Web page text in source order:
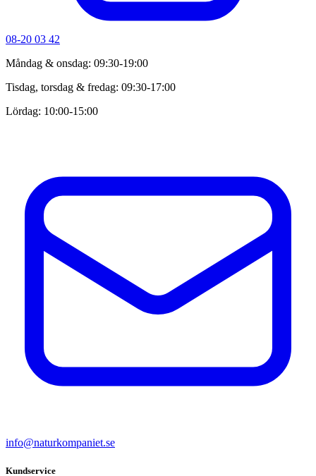
08-20 03 42
Måndag & onsdag: 09:30-19:00
Tisdag, torsdag & fredag: 09:30-17:00
Lördag: 10:00-15:00
info@naturkompaniet.se
Kundservice